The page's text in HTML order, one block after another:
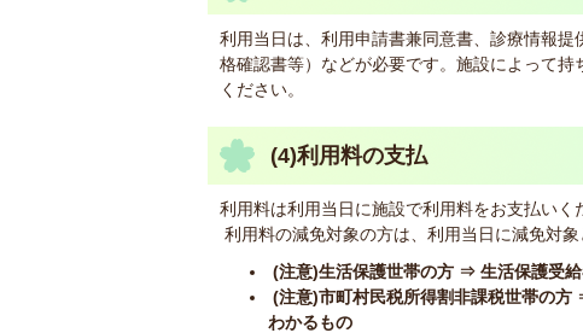
利用当日は、利用申請書兼同意書、診療情報
格確認書等）などが必要です。施設によって
ください。
(4)利用料の支払
利用料は利用当日に施設で利用料をお支払いく
利用料の減免対象の方は、利用当日に減免対象
(注意)生活保護世帯の方 ⇒ 生活保護受
(注意)市町村民税所得割非課税世帯の
わかるもの